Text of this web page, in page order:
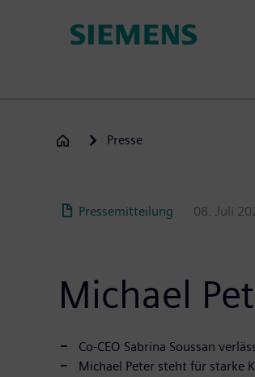
Presse
Pressemitteilung 08. Juli
Michael
Co-CEO Sabrina Soussan
Michael Peter steht für starke